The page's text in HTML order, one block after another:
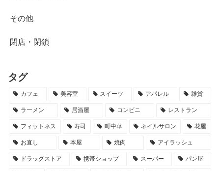
その他
閉店・閉鎖
タグ
カフェ 美容室 スイーツ アパレル 雑貨
ラーメン 居酒屋 コンビニ レストラン
フィットネス 寿司 町中華 ネイルサロン 花屋
お直し 本屋 焼肉 アイラッシュ
ドラッグストア 携帯ショップ スーパー パン屋